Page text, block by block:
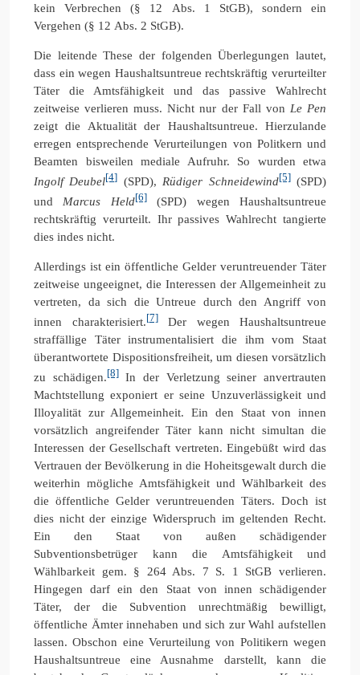
kein Verbrechen (§ 12 Abs. 1 StGB), sondern ein
Vergehen (§ 12 Abs. 2 StGB).
Die leitende These der folgenden Überlegungen lautet,
dass ein wegen Haushaltsuntreue rechtskräftig verurteilter
Täter die Amtsfähigkeit und das passive Wahlrecht
zeitweise verlieren muss. Nicht nur der Fall von Le Pen
zeigt die Aktualität der Haushaltsuntreue. Hierzulande
erregen entsprechende Verurteilungen von Politkern und
Beamten bisweilen mediale Aufruhr. So wurden etwa
Ingolf Deubel[4] (SPD), Rüdiger Schneidewind[5](SPD)
und Marcus Held[6](SPD) wegen Haushaltsuntreue
rechtskräftig verurteilt. Ihr passives Wahlrecht tangierte
dies indes nicht.
Allerdings ist ein öffentliche Gelder veruntreuender Täter
zeitweise ungeeignet, die Interessen der Allgemeinheit zu
vertreten, da sich die Untreue durch den Angriff von
innen charakterisiert.[7]Der wegen Haushaltsuntreue
straffällige Täter instrumentalisiert die ihm vom Staat
überantwortete Dispositionsfreiheit, um diesen vorsätzlich
zu schädigen.[8]In der Verletzung seiner anvertrauten
Machtstellung exponiert er seine Unzuverlässigkeit und
Illoyalität zur Allgemeinheit. Ein den Staat von innen
vorsätzlich angreifender Täter kann nicht simultan die
Interessen der Gesellschaft vertreten. Eingebüßt wird das
Vertrauen der Bevölkerung in die Hoheitsgewalt durch die
weiterhin mögliche Amtsfähigkeit und Wählbarkeit des
die öffentliche Gelder veruntreuenden Täters. Doch ist
dies nicht der einzige Widerspruch im geltenden Recht.
Ein den Staat von außen schädigender
Subventionsbetrüger kann die Amtsfähigkeit und
Wählbarkeit gem. § 264 Abs. 7 S. 1 StGB verlieren.
Hingegen darf ein den Staat von innen schädigender
Täter, der die Subvention unrechtmäßig bewilligt,
öffentliche Ämter innehaben und sich zur Wahl aufstellen
lassen. Obschon eine Verurteilung von Politikern wegen
Haushaltsuntreue eine Ausnahme darstellt, kann die